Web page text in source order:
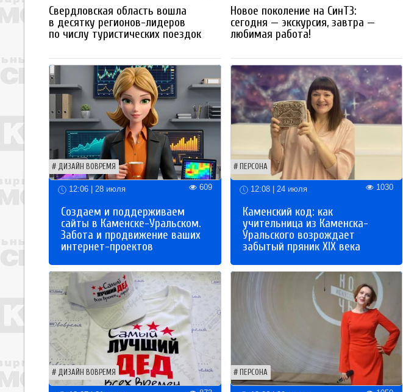
Свердловская область вошла
в десятку регионов-лидеров
по числу туристических поездок
Новое поколение на СинТЗ:
сегодня — экскурсия, завтра —
любимая работа!
ДИЗАЙН ВОВРЕМЯ
12:06 | 28 июля 609
Создаем и поддерживаем
сайты в Каменске-Уральском.
Забота и продвижение ваших
интернет-проектов
ПЕРСОНА
12:08 | 24 июля 1030
Каменский код: как
учительница из Каменска-
Уральского возрождает
забытый пряник XIX века
ДИЗАЙН ВОВРЕМЯ ПЕРСОНА